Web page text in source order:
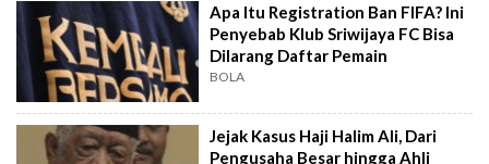
Apa Itu Registration Ban FIFA? Ini
Penyebab Klub Sriwijaya FC Bisa
Dilarang Daftar Pemain
BOLA
Jejak Kasus Haji Halim Ali, Dari
Pengusaha Besar hingga Ahli